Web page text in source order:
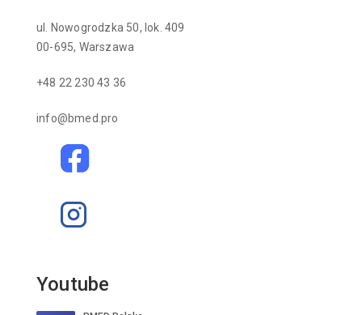
ul. Nowogrodzka 50, lok. 409
00-695, Warszawa
+48 22 230 43 36
info@bmed.pro
Youtube